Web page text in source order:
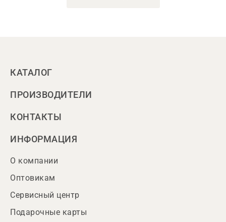
КАТАЛОГ
ПРОИЗВОДИТЕЛИ
КОНТАКТЫ
ИНФОРМАЦИЯ
О компании
Оптовикам
Сервисный центр
Подарочные карты